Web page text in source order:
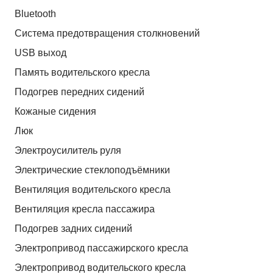
Bluetooth
Система предотвращения столкновений
USB выход
Память водительского кресла
Подогрев передних сидений
Кожаные сидения
Люк
Электроусилитель руля
Электрические стеклоподъёмники
Вентиляция водительского кресла
Вентиляция кресла пассажира
Подогрев задних сидений
Электропривод пассажирского кресла
Электропривод водительского кресла